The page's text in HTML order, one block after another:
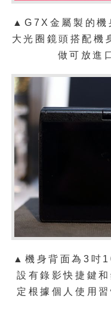
▲G7X金屬製的機
大光圈鏡頭搭配機
做可放進
▲機身背面為3吋
設有錄影快捷鍵
定根據個人使用